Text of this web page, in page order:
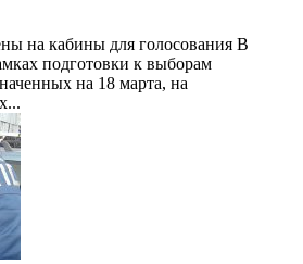
на кабины для голосования В
подготовки к выборам
на 18 марта, на